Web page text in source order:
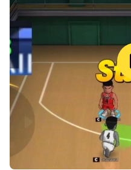
Kontrol Luar Biasa
Gameplay Mudah
Pengalaman Mengemudi
Jadi, Unduh Sekarang